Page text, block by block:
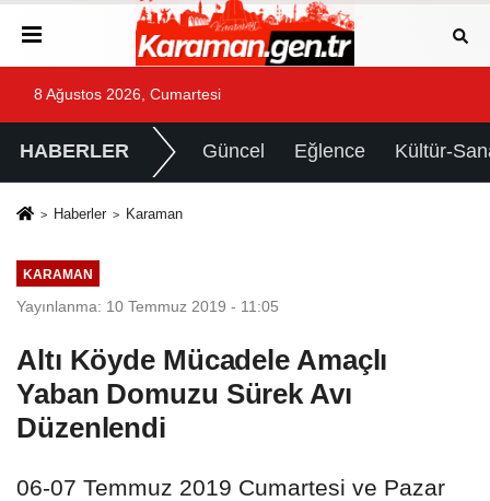
8 Ağustos 2026, Cumartesi
HABERLER Güncel Eğlence Kültür-
Haberler Karaman
KARAMAN
Yayınlanma: 10 Temmuz 2019 - 11:05
Altı Köyde Mücadele Amaçlı
Yaban Domuzu Sürek Avı
Düzenlendi
06-07 Temmuz 2019 Cumartesi ve Pazar